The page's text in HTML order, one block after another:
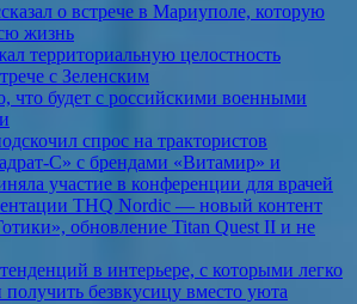
о встрече в Мариуполе, которую
жизнь
территориальную целостность
с Зеленским
что будет с российскими военными
спрос на трактористов
С» с брендами «Витамир» и
участие в конференции для врачей
THQ Nordic — новый контент
обновление Titan Quest II и не
в интерьере, с которыми легко
безвкусицу вместо уюта